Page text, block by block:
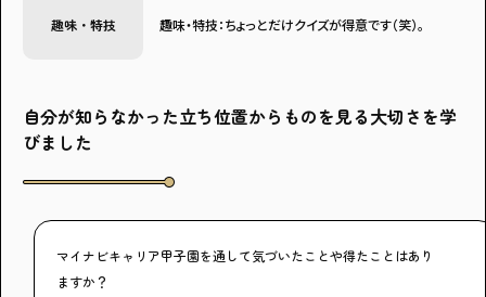
趣味・特技 趣味・特技：ちょっとだけクイズが得意です（笑）。
自分が知らなかった立ち位置からものを見る大切さを学
びました
マイナビキャリア甲子園を通して気づいたことや得たことはあり
ますか？